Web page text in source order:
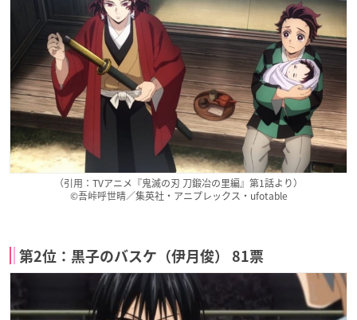
（引用：TVアニメ『鬼滅の刃 刀鍛冶の里編』第1話より）
©吾峠呼世晴／集英社・アニプレックス・ufotable
第2位：黒子のバスケ（伊月俊） 81票